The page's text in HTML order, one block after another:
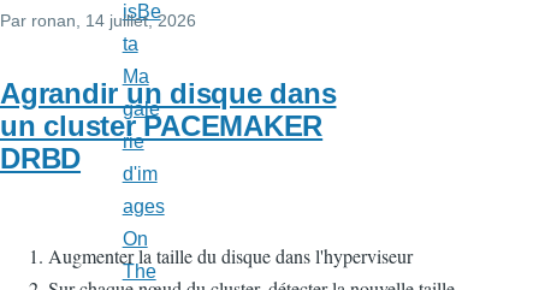
Par ronan , 14 juillet, 2026
Agrandir un disque dans
un cluster PACEMAKER
DRBD
Augmenter la taille du disque dans l'hyperviseur
isBe
ta
Ma
gale
rie
d'im
ages
On
The